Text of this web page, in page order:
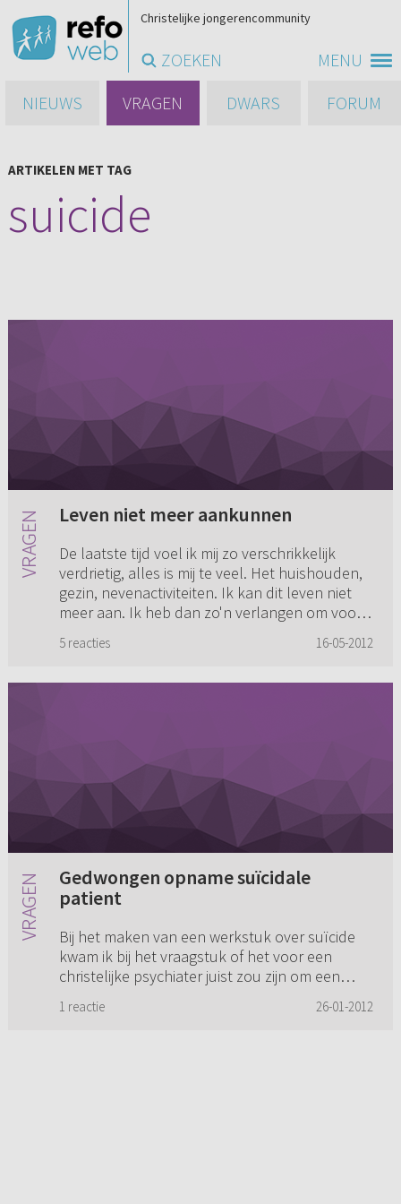
MENU
Christelijke jongerencommunity
ZOEKEN
NIEUWS
VRAGEN DWARS FORUM
ARTIKELEN MET TAG
suicide
Leven niet meer aankunnen
De laatste tijd voel ik mij zo verschrikkelijk
verdrietig, alles is mij te veel. Het huishouden,
gezin, nevenactiviteiten. Ik kan dit leven niet
meer aan. Ik heb dan zo'n verlangen om voor
5 reacties 16-05-2012
Gedwongen opname suïcidale
patient
Bij het maken van een werkstuk over suïcide
kwam ik bij het vraagstuk of het voor een
christelijke psychiater juist zou zijn om een
patiënt die een opname nie...
1 reactie 26-01-2012